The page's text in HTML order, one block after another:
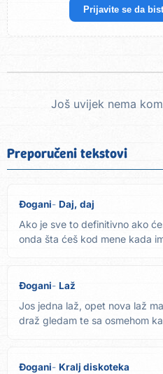
Prijavite se da
Još uvijek nema
Preporučeni tekstovi
Đogani Daj, daj
Ako je sve to definitivno ako
onda šta ćeš kod mene kada
Đogani Laž
Jos jedna laž, opet nova laž
draž gledam te sa osmehom
Đogani Kralj diskoteka